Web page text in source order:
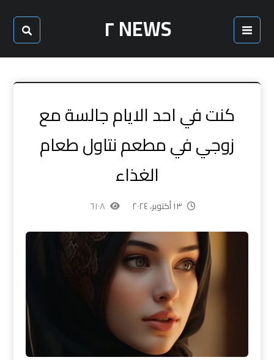
NEWS ٢
كنت في احد الايام جالسة مع
زوجي في مطعم نتاول طعام
الغذاء
١٣ أكتوبر، ٢٠٢٤ ٦١٠٨